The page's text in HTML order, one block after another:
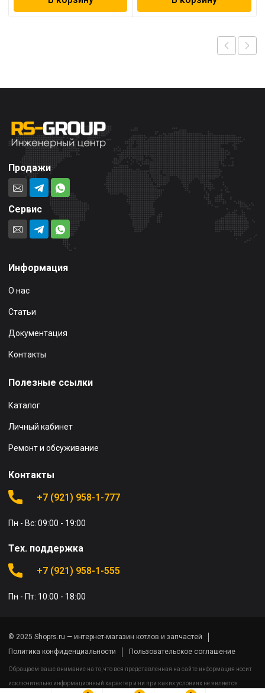
Продажи
Сервис
Информация
О нас
Статьи
Документация
Контакты
Полезные ссылки
Каталог
Личный кабинет
Ремонт и обсуживание
Контакты
+7 (921) 958-1-777
Пн - Вс: 09:00 - 19:00
Тех. поддержка
+7 (921) 958-1-555
Пн - Пт: 10:00 - 18:00
© 2025 Shoprs.ru — интернет-магазин котлов и запчастей
Политика конфиденциальности
Пользовательское соглашение
Обращаем ваше внимание на то, что вся представленная на сайте информация носит
исключительно информационный характер и ни при каких условиях не является